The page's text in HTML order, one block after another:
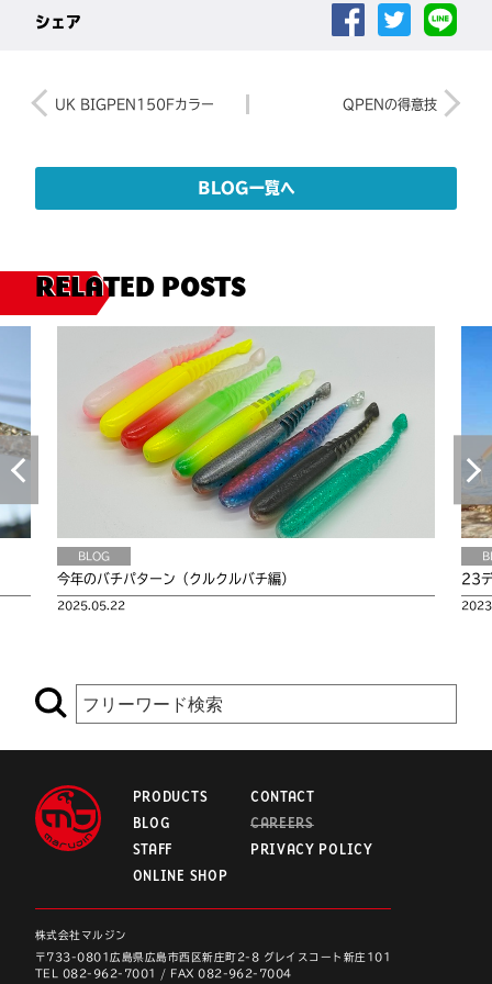
シェア
稿
ー
ョ
ン
過
投
UK BIGPEN150Fカラー
稿
QPENの得意技
BLOG一覧へ
RELATED POSTS
BLOG
今年のバチパターン（クルクルバチ編）
2025.05.22
23
PRODUCTS
BLOG
STAFF
ONLINE SHOP
CONTACT
CAREERS
PRIVACY POLICY
株式会社マルジン
〒733-0801 広島県広島市西区新庄町2-8 グレイスコート新庄101
TEL 082-962-7001 / FAX 082-962-7004